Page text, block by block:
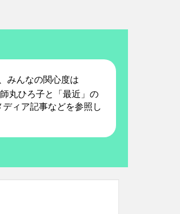
、みんなの関心度は
丸ひろ子と「最近」の
ィア記事などを参照し